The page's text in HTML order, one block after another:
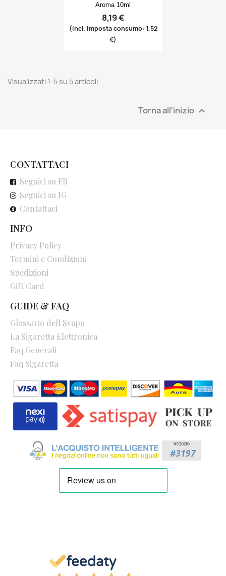
Aroma 10ml
8,19 €
(incl. imposta consumo: 1,52
€)
Visualizzati 1-5 su 5 articoli
Torna all'inizio 
CONTATTACI
Seguici su FB
Seguici su IG
Contattaci
INFO
Privacy Policy
Termini e Condizioni
Spedizioni
Gift Card
GUIDE & FAQ
Glossario dell Svapo
La Sigaretta Elettronica
Faq Generali
Faq Sigaretta